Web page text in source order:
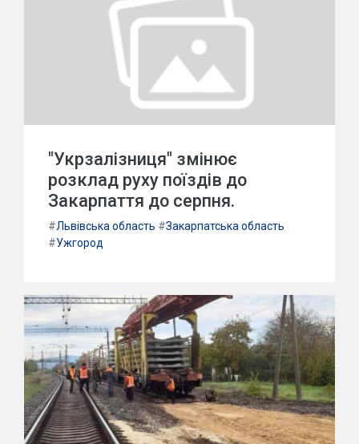
"Укрзалізниця" змінює
розклад руху поїздів до
Закарпаття до серпня.
#Львівська область #Закарпатська область
#Ужгород